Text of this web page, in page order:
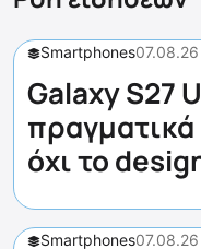
Smartphones07.08.26
Galaxy S27
όχι το
Smartphones07.08.26